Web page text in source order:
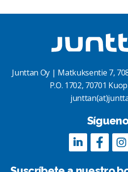
Junttan Oy | Matkuksentie 7,
P.O. 1702, 70701